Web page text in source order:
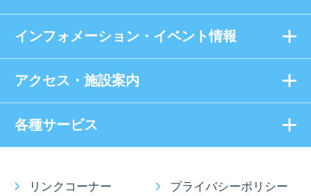
インフォメーション・イベント情報
アクセス・施設案内
各種サービス
リンクコーナー プライバシーポリシー